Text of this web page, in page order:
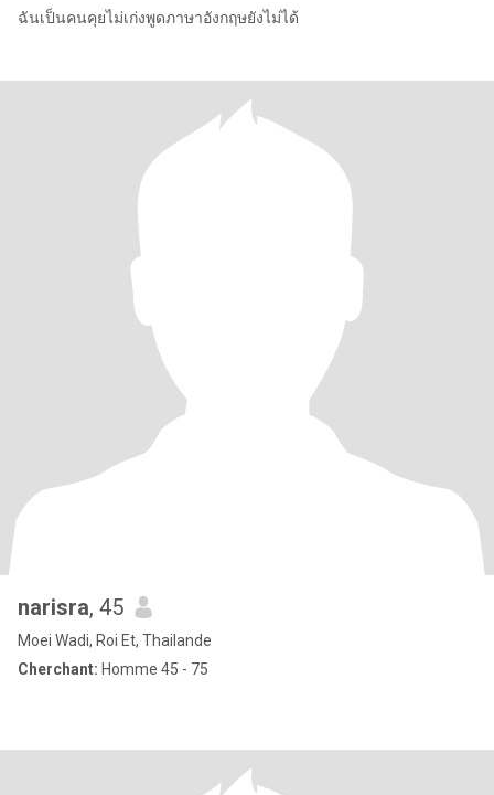
ฉันเป็นคนคุยไม่เก่งพูดภาษาอังกฤษยังไม่ได้
narisra, 45
Moei Wadi, Roi Et, Thailande
Cherchant: Homme 45 - 75